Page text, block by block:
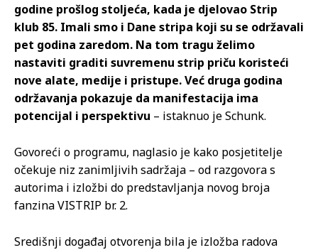
godine prošlog stoljeća, kada je djelovao Strip
klub 85. Imali smo i Dane stripa koji su se održavali
pet godina zaredom. Na tom tragu želimo
nastaviti graditi suvremenu strip priču koristeći
nove alate, medije i pristupe. Već druga godina
održavanja pokazuje da manifestacija ima
potencijal i perspektivu – istaknuo je Schunk.
Govoreći o programu, naglasio je kako posjetitelje
očekuje niz zanimljivih sadržaja – od razgovora s
autorima i izložbi do predstavljanja novog broja
fanzina VISTRIP br. 2.
Središnji događaj otvorenja bila je izložba radova